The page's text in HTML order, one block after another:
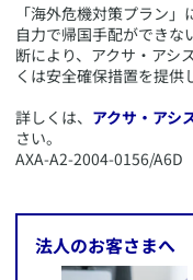
「海外危機対策プラン
自力で帰国手配ができな
断により、アクサ・アシ
くは安全確保措置を提供
詳しくは、 アクサ・アシ
さい。
​AXA-A2-2004-0156/A6D
​法人のお客さまへ